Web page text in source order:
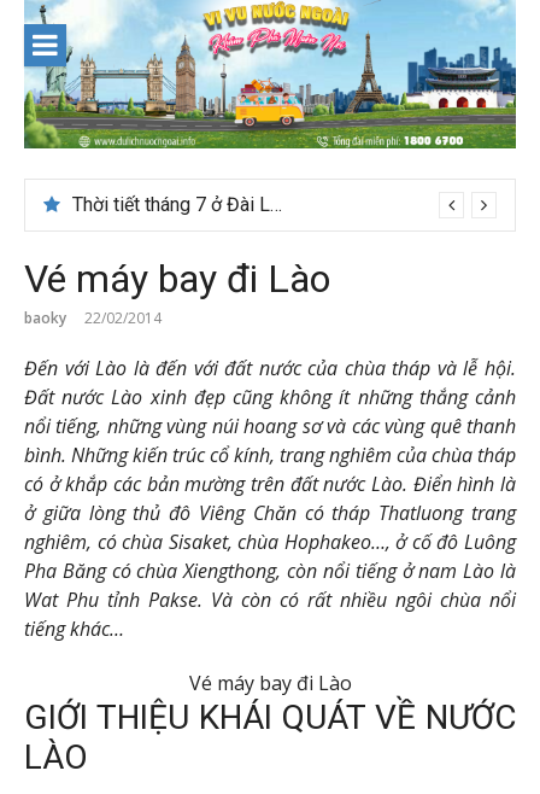
content
Thời tiết tháng 7 ở Đài Loan có đẹp để du lịch?
Vé máy bay đi Lào
baoky 22/02/2014
Đến với Lào là đến với đất nước của chùa tháp và lễ hội.
Đất nước Lào xinh đẹp cũng không ít những thắng cảnh
nổi tiếng, những vùng núi hoang sơ và các vùng quê thanh
bình. Những kiến trúc cổ kính, trang nghiêm của chùa tháp
có ở khắp các bản mường trên đất nước Lào. Điển hình là
ở giữa lòng thủ đô Viêng Chăn có tháp Thatluong trang
nghiêm, có chùa Sisaket, chùa Hophakeo…, ở cố đô Luông
Pha Băng có chùa Xiengthong, còn nổi tiếng ở nam Lào là
Wat Phu tỉnh Pakse. Và còn có rất nhiều ngôi chùa nổi
tiếng khác…
Vé máy bay đi Lào
GIỚI THIỆU KHÁI QUÁT VỀ NƯỚC
LÀO